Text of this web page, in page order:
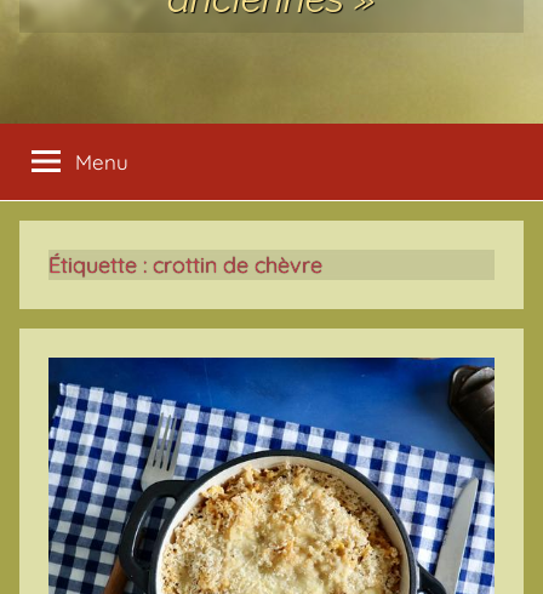
Menu
Étiquette : crottin de chèvre